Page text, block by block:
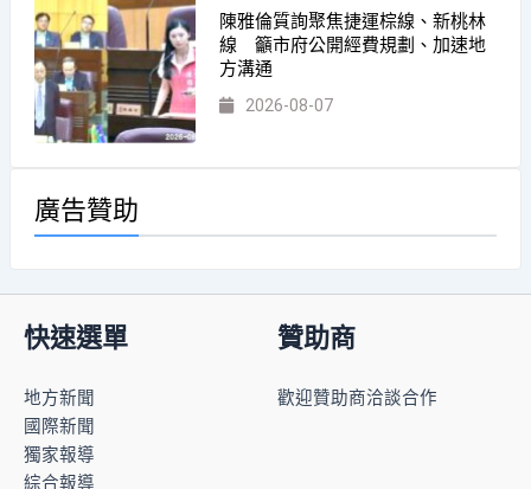
陳雅倫質詢聚焦捷運棕線、新桃林
線 籲市府公開經費規劃、加速地
方溝通
2026-08-07
廣告贊助
快速選單
地方新聞
國際新聞
獨家報導
綜合報導
贊助商
歡迎贊助商洽談合作